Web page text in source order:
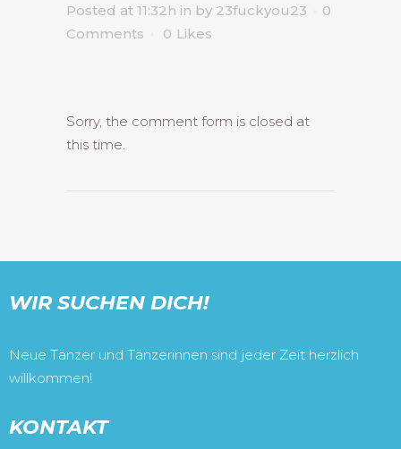
Posted at 11:32h in by 23fuckyou23
0
Comments
0 Likes
Sorry, the comment form is closed at
this time.
WIR SUCHEN DICH!
Neue Tänzer und Tänzerinnen sind jeder Zeit herzlich
willkommen!
KONTAKT